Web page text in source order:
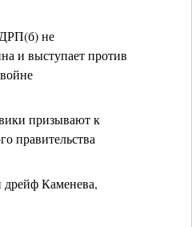
не
и выступает против
призывают к
правительства
Каменева,